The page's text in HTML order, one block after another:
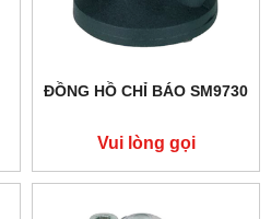
ĐỒNG HỒ CHỈ BÁO SM9730
Vui lòng gọi